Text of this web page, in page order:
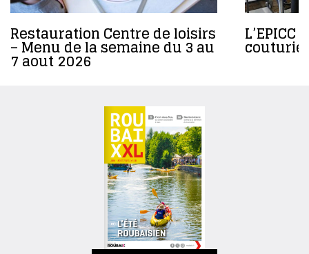
Restauration Centre de loisirs
– Menu de la semaine du 3 au
7 aout 2026